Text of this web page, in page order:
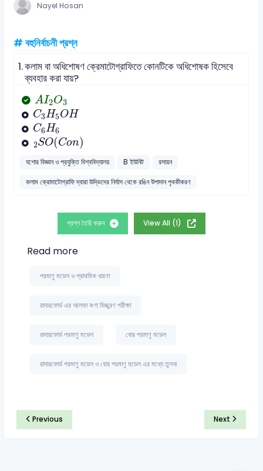
Nayel Hosan
# বহুনির্বাচনী প্রশ্ন
1.কলাম বা অধিশোষণ ক্রেমাটোগ্রাফিতে কোনটিকে অধিশোষক হিসেবে
ব্যবহার করা যায়?
A I2O3
AI2 O
C3H5OH
C3H5OH
C6H6
C6H6
2SO(Con)
S2OCon
যশোর বিজ্ঞান ও প্রযুক্তি বিশ্ববিদ্যালয় B ইউনিট
রসায়ন
কলাম ক্রোমাটোগ্রাফি দ্বারা উদ্ভিদের নির্যাস থেকে রঙিন উপাদান পৃথকীকরণ
প্রশ্ন তৈরি করুন View All (1)
Read more
পরমাণু মডেল ও প্রাথমিক ধারণা
রাদারফোর্ড এর আলফা কণা বিচ্ছুরণ পরীক্ষা
রাদারফোর্ড পরমাণু মডেল বোর পরমাণু মডেল
রাদারফোর্ড পরমাণু মডেল ও বোর পরমাণু মডেল এর মধ্যে তুলনা
Previous Next